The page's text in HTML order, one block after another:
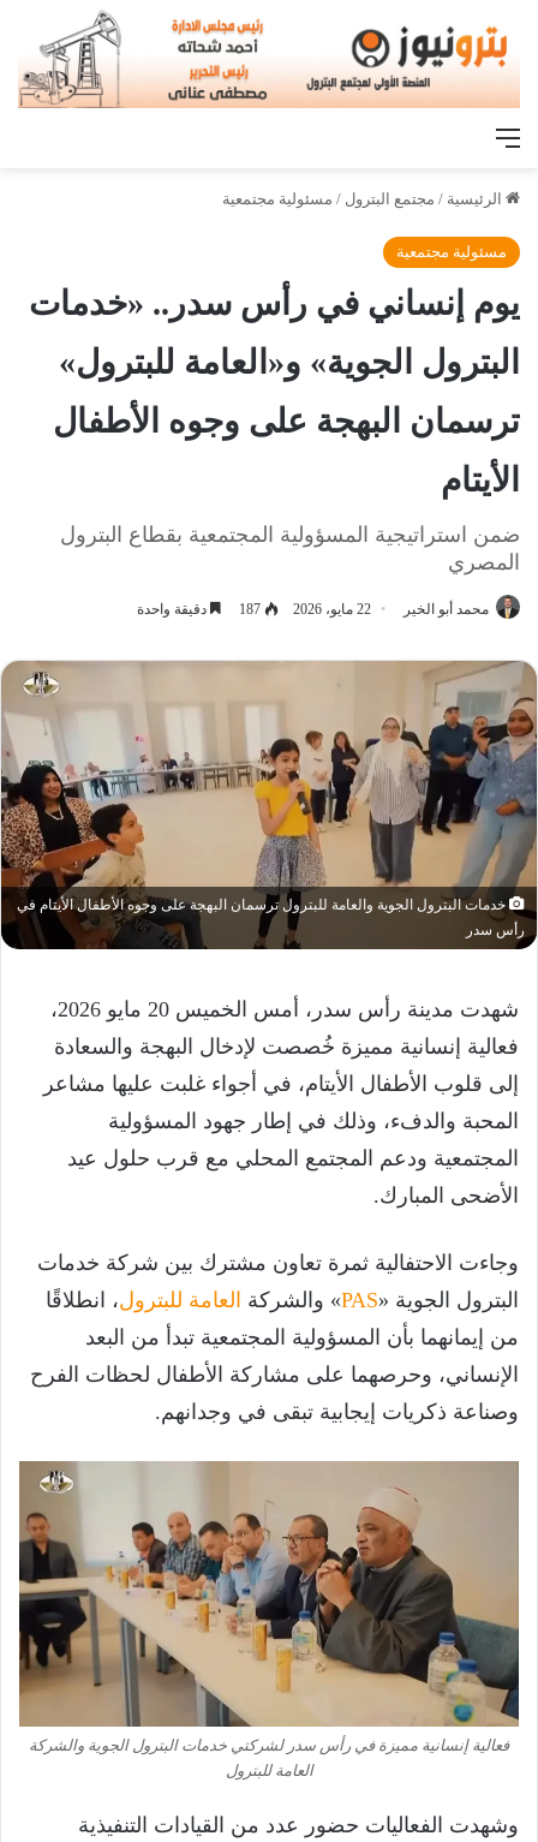
القائمة
الرئيسية / مجتمع البترول / مسئولية مجتمعية
مسئولية مجتمعية
يوم إنساني في رأس سدر.. «خدمات
البترول الجوية» و«العامة للبترول»
ترسمان البهجة على وجوه الأطفال
الأيتام
ضمن استراتيجية المسؤولية المجتمعية بقطاع البترول
المصري
محمد أبو الخير 22 مايو، 2026 187 دقيقة واحدة
خدمات البترول الجوية والعامة للبترول ترسمان البهجة على وجوه الأطفال الأيتام في
رأس سدر
شهدت مدينة رأس سدر، أمس الخميس 20 مايو 2026،
فعالية إنسانية مميزة خُصصت لإدخال البهجة والسعادة
إلى قلوب الأطفال الأيتام، في أجواء غلبت عليها مشاعر
المحبة والدفء، وذلك في إطار جهود المسؤولية
المجتمعية ودعم المجتمع المحلي مع قرب حلول عيد
الأضحى المبارك.
وجاءت الاحتفالية ثمرة تعاون مشترك بين شركة خدمات
البترول الجوية «PAS» والشركة العامة للبترول، انطلاقًا
من إيمانهما بأن المسؤولية المجتمعية تبدأ من البعد
الإنساني، وحرصهما على مشاركة الأطفال لحظات الفرح
وصناعة ذكريات إيجابية تبقى في وجدانهم.
فعالية إنسانية مميزة في رأس سدر لشركتي خدمات البترول الجوية والشركة
العامة للبترول
وشهدت الفعاليات حضور عدد من القيادات التنفيذية